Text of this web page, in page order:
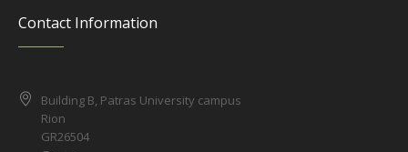
Contact Information
Building B, Patras University campus
Rion
GR26504